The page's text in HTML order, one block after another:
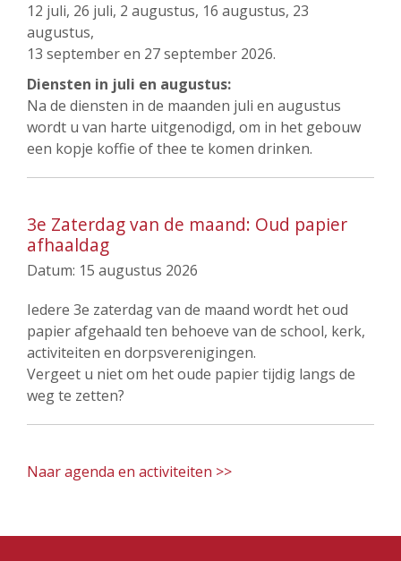
12 juli, 26 juli, 2 augustus, 16 augustus, 23
augustus,
13 september en 27 september 2026.
Diensten in juli en augustus:
Na de diensten in de maanden juli en augustus
wordt u van harte uitgenodigd, om in het gebouw
een kopje koffie of thee te komen drinken.
3e Zaterdag van de maand: Oud papier
afhaaldag
Datum: 15 augustus 2026
Iedere 3e zaterdag van de maand wordt het oud
papier afgehaald ten behoeve van de school, kerk,
activiteiten en dorpsverenigingen.
Vergeet u niet om het oude papier tijdig langs de
weg te zetten?
Naar agenda en activiteiten >>